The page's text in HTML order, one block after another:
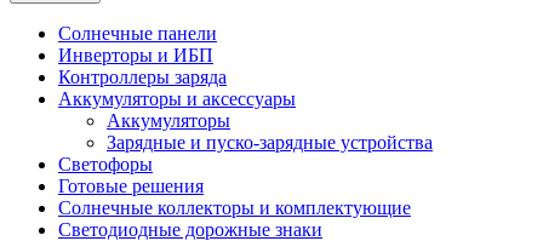
Солнечные панели
Инверторы и ИБП
Контроллеры заряда
Аккумуляторы и аксессуары
Аккумуляторы
Зарядные и пуско-зарядные устройства
Светофоры
Готовые решения
Солнечные коллекторы и комплектующие
Светодиодные дорожные знаки